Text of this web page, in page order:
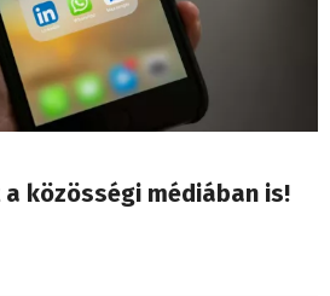
a közösségi médiában is!